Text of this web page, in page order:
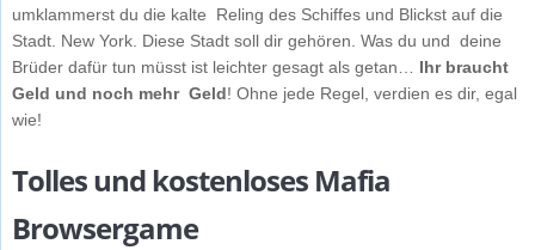
umklammerst du die kalte Reling des Schiffes und Blickst auf die
Stadt. New York. Diese Stadt soll dir gehören. Was du und deine
Brüder dafür tun müsst ist leichter gesagt als getan… Ihr braucht
Geld und noch mehr Geld! Ohne jede Regel, verdien es dir, egal
wie!
Tolles und kostenloses Mafia
Browsergame